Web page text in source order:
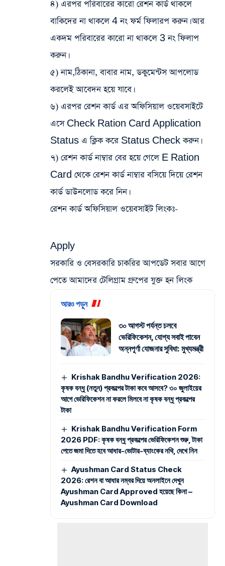
৪) এরপর পরিবারের কারো রেশন কার্ড থাকলে
বাকিদের না থাকলে 4 নং ফর্ম ফিলারপ করুন। আর
একদম পরিবারের কারো না থাকলে 3 নং ফিলাপ
করুন।
৫) নাম,ঠিকানা, বাবার নাম, ডকুমেন্টস আপলোড
করলেই আবেদন হয়ে যাবে।
৬) এরপর রেশন কার্ড এর অফিসিয়াল ওয়েবসাইটে
এসে Check Ration Card Application
Status এ ক্লিক করে Status Check করুন।
৭) রেশন কার্ড নাম্বার বের হয়ে গেলে E Ration
Card থেকে রেশন কার্ড নাম্বার বসিয়ে দিয়ে রেশন
কার্ড ডাউনলোড করে নিন।
রেশন কার্ড অফিসিয়াল ওয়েবসাইট লিংকঃ-
Apply
সরকারি ও বেসরকারি চাকরির আপডেট সবার আগে
পেতে আমাদের টেলিগ্রাম গ্রুপের যুক্ত হন লিংক
আরও পড়ুন
৩০ আগস্ট পর্যন্ত চলবে
ভেরিফিকেশন, যোগ্য সবাই পাবেন
অন্নপূর্ণা যোজনার সুবিধা: মুখ্যমন্ত্রী
Krishak Bandhu Verification 2026:
কৃষক বন্ধু (নতুন) প্রকল্পের টাকা কবে আসবে? ৩০ জুলাইয়ের
আগে ভেরিফিকেশন না করলে মিলবে না কৃষক বন্ধু প্রকল্পের
টাকা
Krishak Bandhu Verification Form
2026 PDF: কৃষক বন্ধু প্রকল্পের ভেরিফিকেশন শুরু, টাকা
পেতে জমা দিতে হবে আধার-ভোটার-ব্যাংকের নথি, দেখে নিন
Ayushman Card Status Check
2026: রেশন বা আধার নম্বর দিয়ে অনলাইনে দেখুন
Ayushman Card Approved হয়েছে কিনা –
Ayushman Card Download